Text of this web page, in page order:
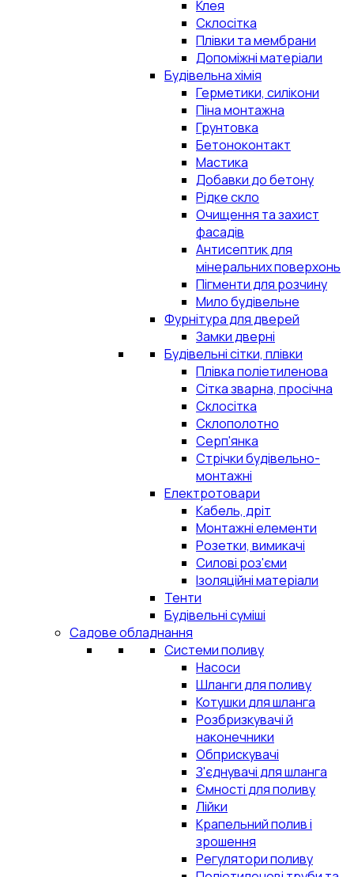
Клея
Склосітка
Плівки та мембрани
Допоміжні матеріали
Будівельна хімія
Герметики, силікони
Піна монтажна
Грунтовка
Бетоноконтакт
Мастика
Добавки до бетону
Рідке скло
Очищення та захист
фасадів
Антисептик для
мінеральних поверхонь
Пігменти для розчину
Мило будівельне
Фурнітура для дверей
Замки дверні
Будівельні сітки, плівки
Плівка поліетиленова
Сітка зварна, просічна
Склосітка
Склополотно
Серп'янка
Стрічки будівельно-
монтажні
Електротовари
Кабель, дріт
Монтажні елементи
Розетки, вимикачі
Силові роз'єми
Ізоляційні матеріали
Тенти
Будівельні суміші
Садове обладнання
Системи поливу
Насоси
Шланги для поливу
Котушки для шланга
Розбризкувачі й
наконечники
Обприскувачі
З'єднувачі для шланга
Ємності для поливу
Лійки
Крапельний полив і
зрошення
Регулятори поливу